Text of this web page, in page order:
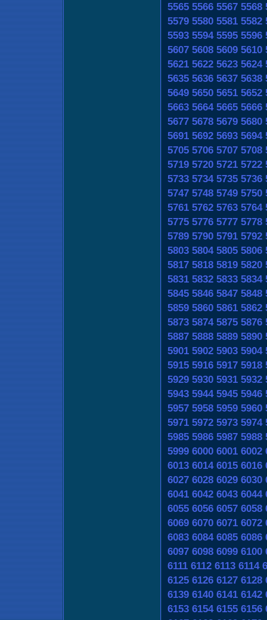
5565 5566 5567 5568
5579 5580 5581 5582
5593 5594 5595 5596
5607 5608 5609 5610
5621 5622 5623 5624
5635 5636 5637 5638
5649 5650 5651 5652
5663 5664 5665 5666
5677 5678 5679 5680
5691 5692 5693 5694
5705 5706 5707 5708
5719 5720 5721 5722
5733 5734 5735 5736
5747 5748 5749 5750
5761 5762 5763 5764
5775 5776 5777 5778
5789 5790 5791 5792
5803 5804 5805 5806
5817 5818 5819 5820
5831 5832 5833 5834
5845 5846 5847 5848
5859 5860 5861 5862
5873 5874 5875 5876
5887 5888 5889 5890
5901 5902 5903 5904
5915 5916 5917 5918
5929 5930 5931 5932
5943 5944 5945 5946
5957 5958 5959 5960
5971 5972 5973 5974
5985 5986 5987 5988
5999 6000 6001 6002
6013 6014 6015 6016
6027 6028 6029 6030
6041 6042 6043 6044
6055 6056 6057 6058
6069 6070 6071 6072
6083 6084 6085 6086
6097 6098 6099 6100
6111 6112 6113 6114
6125 6126 6127 6128
6139 6140 6141 6142
6153 6154 6155 6156